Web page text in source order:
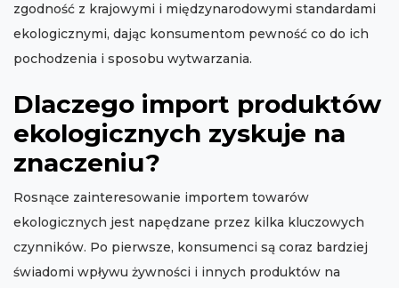
zgodność z krajowymi i międzynarodowymi standardami
ekologicznymi, dając konsumentom pewność co do ich
pochodzenia i sposobu wytwarzania.
Dlaczego import produktów
ekologicznych zyskuje na
znaczeniu?
Rosnące zainteresowanie importem towarów
ekologicznych jest napędzane przez kilka kluczowych
czynników. Po pierwsze, konsumenci są coraz bardziej
świadomi wpływu żywności i innych produktów na